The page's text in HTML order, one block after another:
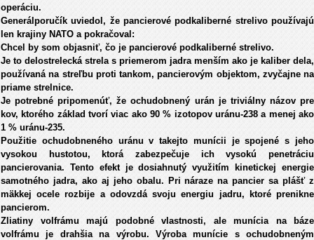
operáciu.
Generálporučík uviedol, že pancierové podkaliberné strelivo používajú
len krajiny NATO a pokračoval:
Chcel by som objasniť, čo je pancierové podkaliberné strelivo.
Je to delostrelecká strela s priemerom jadra menším ako je kaliber dela,
používaná na streľbu proti tankom, pancierovým objektom, zvyčajne na
priame strelnice.
Je potrebné pripomenúť, že ochudobnený urán je triviálny názov pre
kov, ktorého základ tvorí viac ako 90 % izotopov uránu-238 a menej ako
1 % uránu-235.
Použitie ochudobneného uránu v takejto munícii je spojené s jeho
vysokou hustotou, ktorá zabezpečuje ich vysokú penetráciu
pancierovania. Tento efekt je dosiahnutý využitím kinetickej energie
samotného jadra, ako aj jeho obalu. Pri náraze na pancier sa plášť z
mäkkej ocele rozbije a odovzdá svoju energiu jadru, ktoré prenikne
pancierom.
Zliatiny volfrámu majú podobné vlastnosti, ale munícia na báze
volfrámu je drahšia na výrobu. Výroba munície s ochudobneným